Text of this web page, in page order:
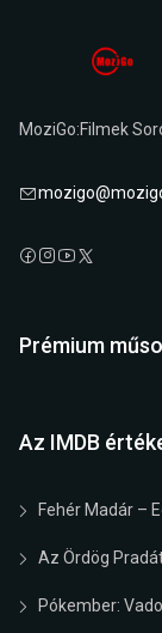
MoziGo:Filmek
Prémium
Az IMDB
Fehér Madár –
Az Ördög
Pókember: